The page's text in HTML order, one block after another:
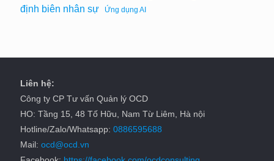
định biên nhân sự Ứng dụng AI
Liên hệ:
Công ty CP Tư vấn Quản lý OCD
HO: Tầng 15, 48 Tố Hữu, Nam Từ Liêm, Hà nội
Hotline/Zalo/Whatsapp: 0886595688
Mail: ocd@ocd.vn